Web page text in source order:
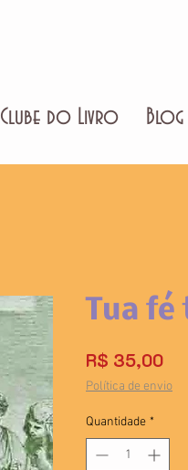
Clube do Livro Blog
Tua
R$ 35,00
Política de envio
Quantidade *